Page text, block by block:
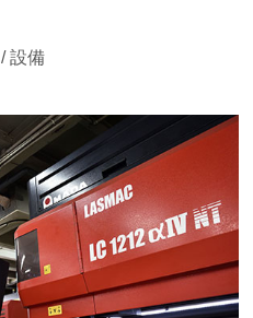
/ 設備